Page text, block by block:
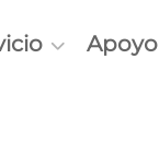
Apoyo